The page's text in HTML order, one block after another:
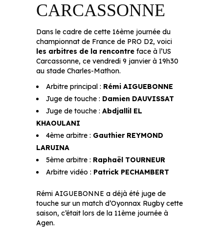
CARCASSONNE
Dans le cadre de cette 16ème journée du
championnat de France de PRO D2, voici
les arbitres de la rencontre face à l’US
Carcassonne, ce vendredi 9 janvier à 19h30
au stade Charles-Mathon.
Arbitre principal : Rémi AIGUEBONNE
Juge de touche : Damien DAUVISSAT
Juge de touche : Abdjallil EL
KHAOULANI
4ème arbitre : Gauthier REYMOND
LARUINA
5ème arbitre : Raphaël TOURNEUR
Arbitre vidéo : Patrick PECHAMBERT
Rémi AIGUEBONNE a déjà été juge de
touche sur un match d’Oyonnax Rugby cette
saison, c’était lors de la 11ème journée à
Agen.